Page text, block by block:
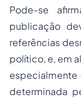
Pode-se
publicação
referências
político, e, em
especialmente
determinada